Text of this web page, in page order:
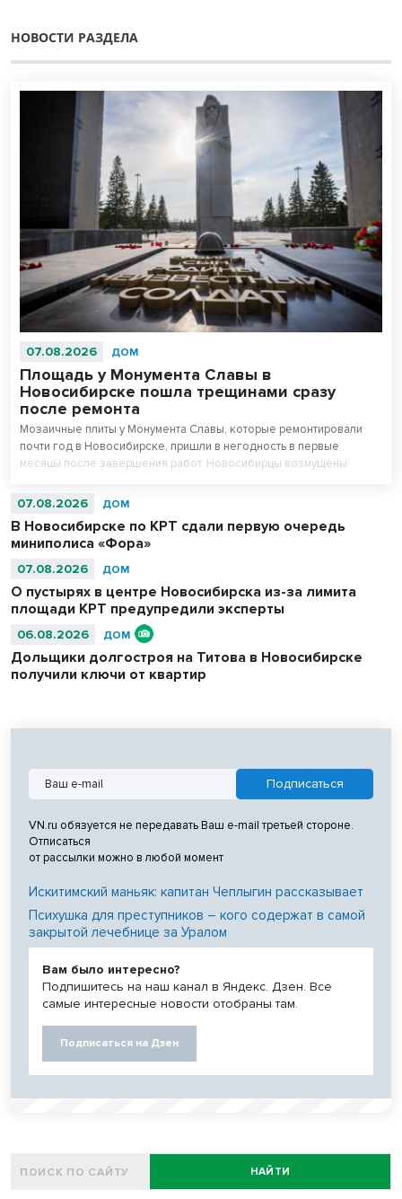
НОВОСТИ РАЗДЕЛА
07.08.2026 ДОМ
Площадь у Монумента Славы в
Новосибирске пошла трещинами сразу
после ремонта
Мозаичные плиты у Монумента Славы, которые ремонтировали
почти год в Новосибирске, пришли в негодность в первые
месяцы после завершения работ. Новосибирцы возмущены
07.08.2026 ДОМ
В Новосибирске по КРТ сдали первую очередь
миниполиса «Фора»
07.08.2026 ДОМ
О пустырях в центре Новосибирска из-за лимита
площади КРТ предупредили эксперты
06.08.2026 ДОМ
Дольщики долгостроя на Титова в Новосибирске
получили ключи от квартир
VN.ru обязуется не передавать Ваш e-mail третьей стороне.
Отписаться
от рассылки можно в любой момент
Искитимский маньяк: капитан Чеплыгин рассказывает
Психушка для преступников – кого содержат в самой
закрытой лечебнице за Уралом
Вам было интересно?
Подпишитесь на наш канал в Яндекс. Дзен. Все
самые интересные новости отобраны там.
Подписаться на Дзен
НАЙТИ